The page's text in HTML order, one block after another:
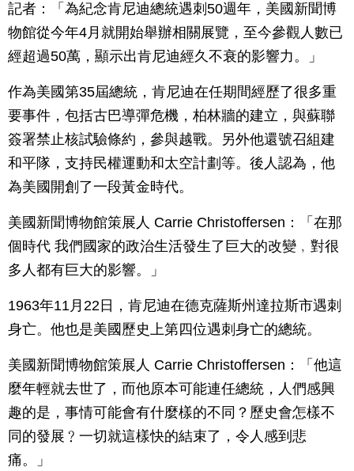
記者：「為紀念肯尼迪總統遇刺50週年，美國新聞博
物館從今年4月就開始舉辦相關展覽，至今參觀人數已
經超過50萬，顯示出肯尼迪經久不衰的影響力。」
作為美國第35屆總統，肯尼迪在任期間經歷了很多重
要事件，包括古巴導彈危機，柏林牆的建立，與蘇聯
簽署禁止核試驗條約，參與越戰。另外他還號召組建
和平隊，支持民權運動和太空計劃等。後人認為，他
為美國開創了一段黃金時代。
美國新聞博物館策展人 Carrie Christoffersen：「在那
個時代 我們國家的政治生活發生了巨大的改變﹐對很
多人都有巨大的影響。」
1963年11月22日，肯尼迪在德克薩斯州達拉斯市遇刺
身亡。他也是美國歷史上第四位遇刺身亡的總統。
美國新聞博物館策展人 Carrie Christoffersen：「他這
麼年輕就去世了，而他原本可能連任總統，人們感興
趣的是，事情可能會有什麼樣的不同？歷史會怎樣不
同的發展﹖一切就這樣快的結束了，令人感到悲
痛。」